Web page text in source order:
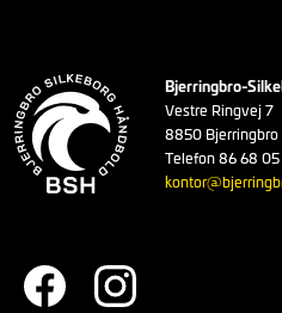
Bjerringbro-
Vestre Ringvej 7
8850 Bjerringbro
Telefon 86 68